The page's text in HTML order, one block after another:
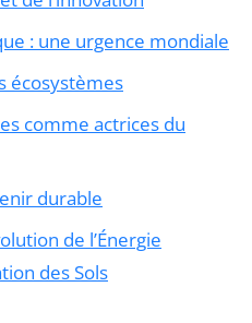
: une urgence mondiale
écosystèmes
comme actrices du
durable
de l’Énergie
des Sols